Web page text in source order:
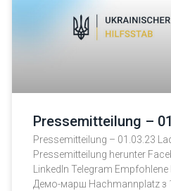
Pressemitteilung –
Pressemitteilung – 01.03.23
Pressemitteilung herunter
LinkedIn Telegram
Демо-марш Hachmannplatz з